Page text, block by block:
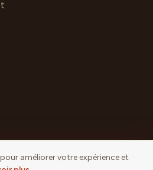
améliorer votre expérience et